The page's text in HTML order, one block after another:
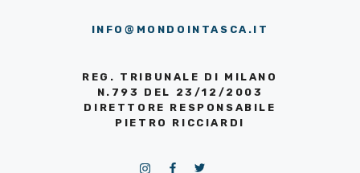
INFO@MONDOINTASCA.IT
REG. TRIBUNALE DI MILANO
N.793 DEL 23/12/2003
DIRETTORE RESPONSABILE
PIETRO RICCIARDI